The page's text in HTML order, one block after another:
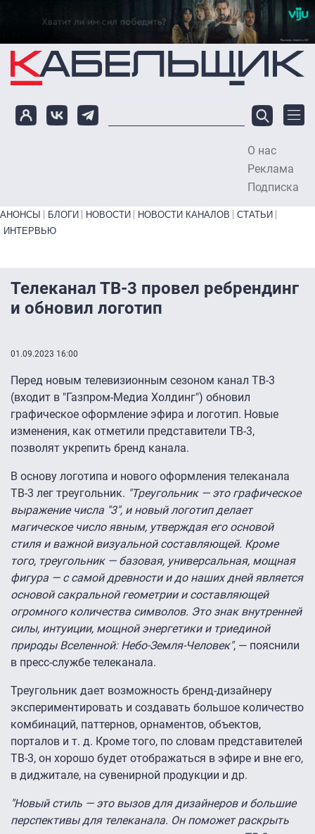
Перейти к основному содержанию
О нас
Реклама
Подписка
Primary links bottom
АНОНСЫ БЛОГИ НОВОСТИ НОВОСТИ КАНАЛОВ
СТАТЬИ
ИНТЕРВЬЮ
Телеканал ТВ-3 провел ребрендинг
и обновил логотип
01.09.2023 16:00
Перед новым телевизионным сезоном канал ТВ-3
(входит в "Газпром-Медиа Холдинг") обновил
графическое оформление эфира и логотип. Новые
изменения, как отметили представители ТВ-3,
позволят укрепить бренд канала.
В основу логотипа и нового оформления телеканала
ТВ-3 лег треугольник. "Треугольник — это графическое
выражение числа "3″, и новый логотип делает
магическое число явным, утверждая его основой
стиля и важной визуальной составляющей. Кроме
того, треугольник — базовая, универсальная, мощная
фигура — с самой древности и до наших дней является
основой сакральной геометрии и составляющей
огромного количества символов. Это знак внутренней
силы, интуиции, мощной энергетики и триединой
природы Вселенной: Небо-Земля-Человек", — пояснили
в пресс-службе телеканала.
Треугольник дает возможность бренд-дизайнеру
экспериментировать и создавать большое количество
комбинаций, паттернов, орнаментов, объектов,
порталов и т. д. Кроме того, по словам представителей
ТВ-3, он хорошо будет отображаться в эфире и вне его,
в диджитале, на сувенирной продукции и др.
"Новый стиль — это вызов для дизайнеров и большие
перспективы для телеканала. Он поможет раскрыть